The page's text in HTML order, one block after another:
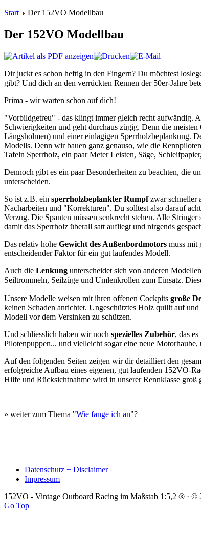
Start
Der 152VO Modellbau
Der 152VO Modellbau
Dir juckt es schon heftig in den Fingern? Du möchtest
gibt? Und dich an den verrückten Rennen der 50er-Jahre
Prima - wir warten schon auf dich!
"Vorbildgetreu" - das klingt immer gleich recht aufwändig.
Schwierigkeiten und geht durchaus zügig. Denn die
Längsholmen) und einer einlagigen Sperrholzbeplankung.
Modells. Denn wir bauen ganz genauso, wie die
Tafeln Sperrholz, ein paar Meter Leisten, Säge,
Dennoch gibt es ein paar Besonderheiten zu beachten, die
unterscheiden.
So ist z.B. ein sperrholzbeplankter Rumpfzwar schneller
Nacharbeiten und "Korrekturen". Du solltest also darauf
Verzug. Die Spanten müssen senkrecht stehen. Alle
damit das Sperrholz überall satt aufliegt und nirgends
Das relativ hohe Gewicht des Außenbordmotors muss mit
entscheidender Faktor für ein gut laufendes Modell.
Auch die Lenkung unterscheidet sich von anderen
Seiltrommeln, Seilzüge und Umlenkrollen zum Einsatz.
Unsere Modelle weisen mit ihren offenen Cockpits große
keinen Schaden anrichtet. Ungeschütztes Holz quillt auf
Modell vor dem Versinken zu schützen.
Und schliesslich haben wir noch spezielles Zubehör, das
Pilotenpuppen... und vielleicht sogar eine neue
Auf den folgenden Seiten zeigen wir dir detailliert den
erfolgreiche Aufbau eines eigenen, gut laufenden 152VO-
Hilfe und Rücksichtnahme wird in unserer Rennklasse
» weiter zum Thema "Wie fange ich an"?
Datenschutz + Disclaimer
Impressum
152VO - Vintage Outboard Racing im Maßstab 1:5,2 ® · ©
Go Top